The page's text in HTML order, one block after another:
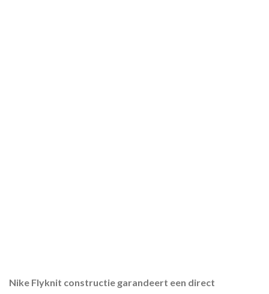
Nike Flyknit constructie garandeert een direct